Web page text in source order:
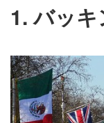
1. バッ